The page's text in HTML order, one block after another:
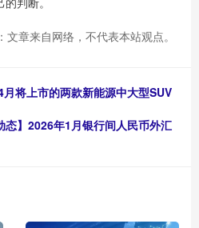
章来自网络，不代表本站观点。
将上市的两款新能源中大型SUV
态】2026年1月银行间人民币外汇